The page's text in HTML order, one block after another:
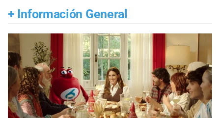
+ Información General